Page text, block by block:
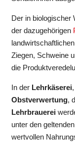
Der in biologischer
der dazugehörigen
Ziegen, Schweine
die
In der Lehrkäserei
Obstverwertung,
Lehrbrauerei
unter den
wertvollen